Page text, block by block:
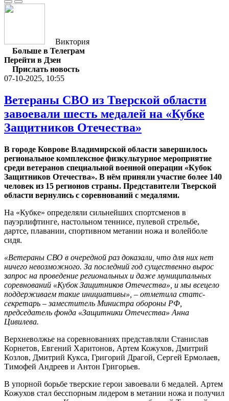
Виктория
Больше в Телеграм
Перейти в Дзен
Прислать новость
07-10-2025, 10:55
Ветераны СВО из Тверской области
завоевали шесть медалей на «Кубке
Защитников Отечества»
В городе Коврове Владимирской области завершилось
региональное комплексное физкультурное мероприятие
среди ветеранов специальной военной операции «Кубок
Защитников Отечества». В нём приняли участие более 140
человек из 15 регионов страны. Представители Тверской
области вернулись с соревнований с медалями.
На «Кубке» определяли сильнейших спортсменов в
пауэрлифтинге, настольном теннисе, пулевой стрельбе,
дартсе, плавании, спортивном метании ножа и волейболе
сидя.
«Ветераны СВО в очередной раз доказали, что для них нет
ничего невозможного. За последний год существенно вырос
запрос на проведение региональных и даже муниципальных
соревнований «Кубок Защитников Отечества», и мы всецело
поддерживаем такие инициативы», – отметила статс-
секретарь – заместитель Министра обороны РФ,
председатель фонда «Защитники Отечества» Анна
Цивилева.
Верхневолжье на соревнованиях представляли Станислав
Корнетов, Евгений Харитонов, Артем Кожухов, Дмитрий
Козлов, Дмитрий Кукса, Григорий Драгой, Сергей Ермолаев,
Тимофей Андреев и Антон Григорьев.
В упорной борьбе тверские герои завоевали 6 медалей. Артем
Кожухов стал бесспорным лидером в метании ножа и получил